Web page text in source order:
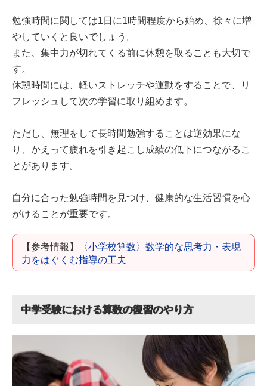
勉強時間に関しては1日に1時間程度から始め、徐々に増
やしていくと良いでしょう。
また、集中力が切れてくる前に休憩を取ることも大切で
す。
休憩時間には、軽いストレッチや運動をすることで、リ
フレッシュして次の学習に取り組めます。
ただし、無理をして長時間勉強することは逆効果にな
り、かえって疲れを引き起こし成績の低下につながるこ
とがあります。
自分に合った勉強時間を見つけ、健康的な生活習慣を心
がけることが重要です。
【参考情報】
〈小学校算数〉数学的な思考力・表現
力をはぐくむ指導の工夫
中学受験における算数の復習のやり方